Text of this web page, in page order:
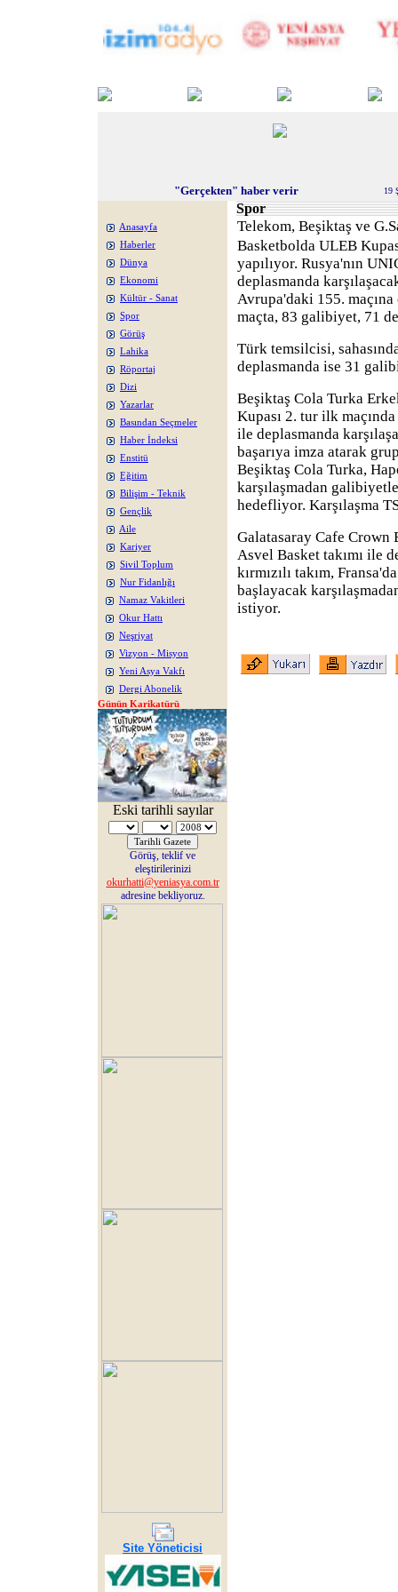
"Gerçekten" haber verir 19
Anasayfa
Haberler
Dünya
Ekonomi
Kültür - Sanat
Spor
Görüş
Lahika
Röportaj
Dizi
Yazarlar
Basından Seçmeler
Haber İndeksi
Enstitü
Eğitim
Bilişim - Teknik
Gençlik
Aile
Kariyer
Sivil Toplum
Nur Fidanlığı
Namaz Vakitleri
Okur Hattı
Neşriyat
Vizyon - Misyon
Yeni Asya Vakfı
Dergi Abonelik
Günün Karikatürü
Eski tarihli sayılar
Görüş, teklif ve
eleştirilerinizi
okurhatti@yeniasya.com.tr
adresine bekliyoruz.
Site Yöneticisi
Spor
Telekom, Beşiktaş ve
Basketbolda ULEB
yapılıyor. Rusya'nın
deplasmanda
Avrupa'daki 155.
maçta, 83 galibiyet, 71
Türk temsilcisi,
deplasmanda ise 31
Beşiktaş Cola Turka
Kupası 2. tur ilk
ile deplasmanda
başarıya imza atarak
Beşiktaş Cola Turka,
karşılaşmadan
hedefliyor. Karşılaşma
Galatasaray Cafe Crown
Asvel Basket takımı ile
kırmızılı takım,
başlayacak
istiyor.